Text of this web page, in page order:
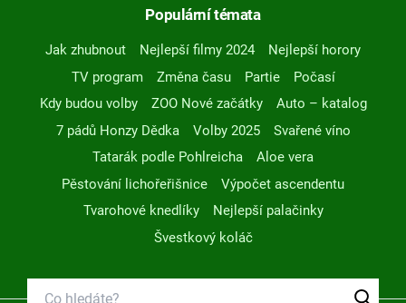
Populární témata
Jak zhubnout Nejlepší filmy 2024
Nejlepší horory
TV program
Změna času Partie
Počasí
Kdy budou volby
ZOO Nové začátky
Auto – katalog
7 pádů Honzy Dědka
Volby 2025
Svařené víno
Tatarák podle Pohlreicha
Aloe vera
Pěstování lichořeřišnice
Výpočet ascendentu
Tvarohové knedlíky
Nejlepší palačinky
Švestkový koláč